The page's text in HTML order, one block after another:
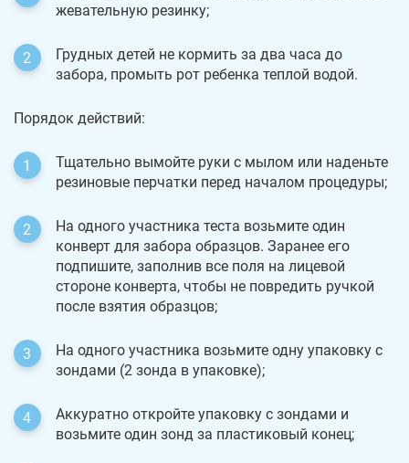
жевательную резинку;
Грудных детей не кормить за два часа до
забора, промыть рот ребенка теплой водой.
Порядок действий:
Тщательно вымойте руки с мылом или наденьте
резиновые перчатки перед началом процедуры;
На одного участника теста возьмите один
конверт для забора образцов. Заранее его
подпишите, заполнив все поля на лицевой
стороне конверта, чтобы не повредить ручкой
после взятия образцов;
На одного участника возьмите одну упаковку с
зондами (2 зонда в упаковке);
Аккуратно откройте упаковку с зондами и
возьмите один зонд за пластиковый конец;